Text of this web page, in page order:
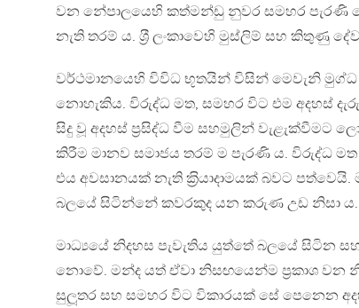
වන නේපාලයෙහි කත්මන්ඩු නුවර සමහර පැරණි
නැති තරම් ය. ශ‍්‍රී ලංකාවෙහි මුස්ලිම් සහ කිතුණු
වර්ථමානයෙහි විවිධ භූතයින් විසින් මෙවැනි මුග්ධ
නොහැකිය. විරුද්ධ මත, සමහර විට එම අදහස්
සිදු වූ අදහස් ප‍්‍රසිද්ධ වීම සහමුලින් වැළැක්වීමට
කිරීම මානව සමාජය තරම් ම පැරණි ය. විරුද්ධ
එය අවසානයක් නැති ක‍්‍රියාදාමයක් බවට
බලයේ සිටින්නේ කවරකුද යන කරුණ උඩ නිසා ය.
මාධ්‍යයේ නිදහස පැවැතිය යුත්තේ බලයේ සිටින
නොවේ. මන්ද යත් ඒවා නිසඟයෙන්ම ප‍්‍රකාශ වන
සුලූතර සහ සමහර විට විකාරයක් සේ පෙනෙන